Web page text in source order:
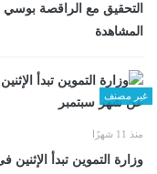
التحقيق مع الراقصة بوسي
المشاهدة
غير مصنف
منذ 11 شهرًا
وزارة التموين تبدأ